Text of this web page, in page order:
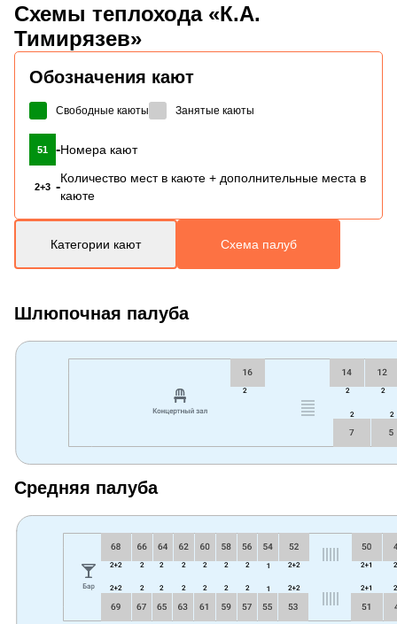
Схемы теплохода «К.А.
Тимирязев»
Обозначения кают
Свободные каюты Занятые каюты
51 -Номера кают
2+3 -
Количество мест в каюте + дополнительные места в
каюте
Категории кают Схема палуб
Шлюпочная палуба
Средняя палуба